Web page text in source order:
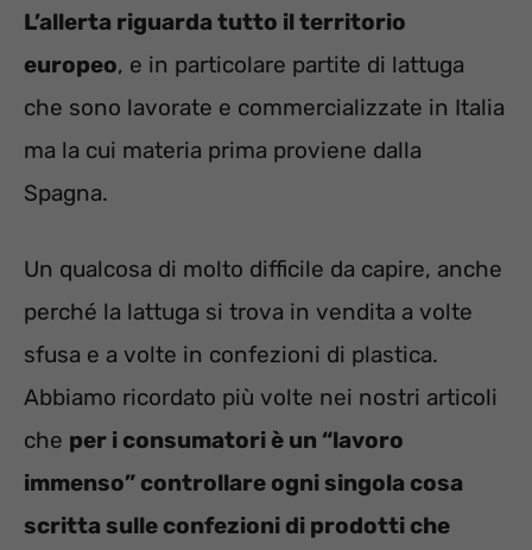
L’allerta riguarda tutto il territorio
europeo, e in particolare partite di lattuga
che sono lavorate e commercializzate in Italia
ma la cui materia prima proviene dalla
Spagna.
Un qualcosa di molto difficile da capire, anche
perché la lattuga si trova in vendita a volte
sfusa e a volte in confezioni di plastica.
Abbiamo ricordato più volte nei nostri articoli
che per i consumatori è un “lavoro
immenso” controllare ogni singola cosa
scritta sulle confezioni di prodotti che